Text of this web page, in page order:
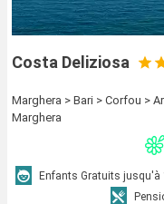
Costa Deliziosa
Marghera > Bari > Corfou >
Marghera
Enfants Gratuits jusqu'à